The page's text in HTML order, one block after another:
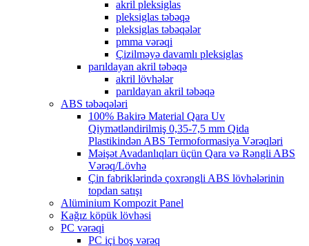
akril pleksiglas
pleksiglas təbəqə
pleksiglas təbəqələr
pmma vərəqi
Çizilməyə davamlı pleksiglas
parıldayan akril təbəqə
akril lövhələr
parıldayan akril təbəqə
ABS təbəqələri
100% Bakirə Material Qara Uv
Qiymətləndirilmiş 0,35-7,5 mm Qida
Plastikindən ABS Termoformasiya Vərəqləri
Məişət Avadanlıqları üçün Qara və Rəngli ABS
Vərəq/Lövhə
Çin fabriklərində çoxrəngli ABS lövhələrinin
topdan satışı
Alüminium Kompozit Panel
Kağız köpük lövhəsi
PC vərəqi
PC içi boş vərəq